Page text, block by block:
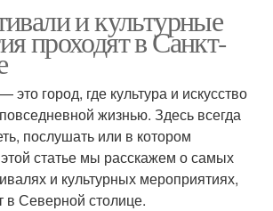
и культурные
проходят в Санкт-
это город, где культура и искусство
жизнью. Здесь всегда
послушать или в котором
статье мы расскажем о самых
и культурных мероприятиях,
в Северной столице.